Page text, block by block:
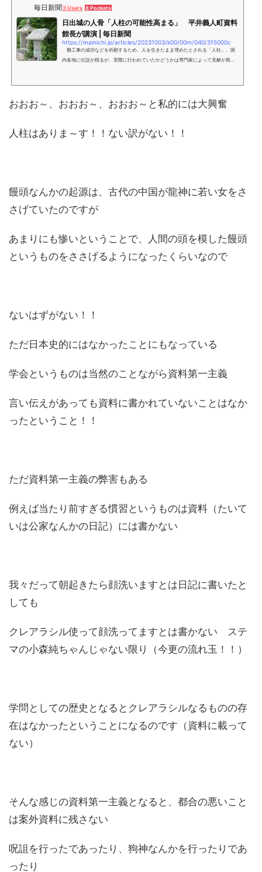
毎日新聞3 Users 8 Pockets
日出城の人骨「人柱の可能性高まる」 平井義人町資料
館長が講演 | 毎日新聞
https://mainichi.jp/articles/20231003/k00/00m/040/315000c
難工事の成功などを祈願するため、人を生きたまま埋めたとされる「人柱」。国
内各地に伝説が残るが、実際に行われていたかどうかは専門家によって見解が異な
おおお～、おおお～、おおお～と私的には大興奮
人柱はありま～す！！ない訳がない！！
饅頭なんかの起源は、古代の中国が龍神に若い女をさ
さげていたのですが
あまりにも惨いということで、人間の頭を模した饅頭
というものをささげるようになったくらいなので
ないはずがない！！
ただ日本史的にはなかったことにもなっている
学会というものは当然のことながら資料第一主義
言い伝えがあっても資料に書かれていないことはなか
ったということ！！
ただ資料第一主義の弊害もある
例えば当たり前すぎる慣習というものは資料（たいて
いは公家なんかの日記）には書かない
我々だって朝起きたら顔洗いますとは日記に書いたと
しても
クレアラシル使って顔洗ってますとは書かない ステ
マの小森純ちゃんじゃない限り（今更の流れ玉！！）
学問としての歴史となるとクレアラシルなるものの存
在はなかったということになるのです（資料に載って
ない）
そんな感じの資料第一主義となると、都合の悪いこと
は案外資料に残さない
呪詛を行ったであったり、狗神なんかを行ったりであ
ったり